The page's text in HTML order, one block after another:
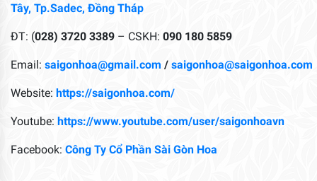
Tây, Tp.Sadec, Đồng Tháp
ĐT: (028) 3720 3389 – CSKH: 090 180 5859
Email: saigonhoa@gmail.com / saigonhoa@saigonhoa.com
Website: https://saigonhoa.com/
Youtube: https://www.youtube.com/user/saigonhoavn
Facebook: Công Ty Cổ Phần Sài Gòn Hoa